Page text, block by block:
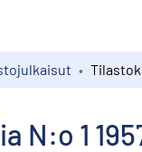
N:o 1